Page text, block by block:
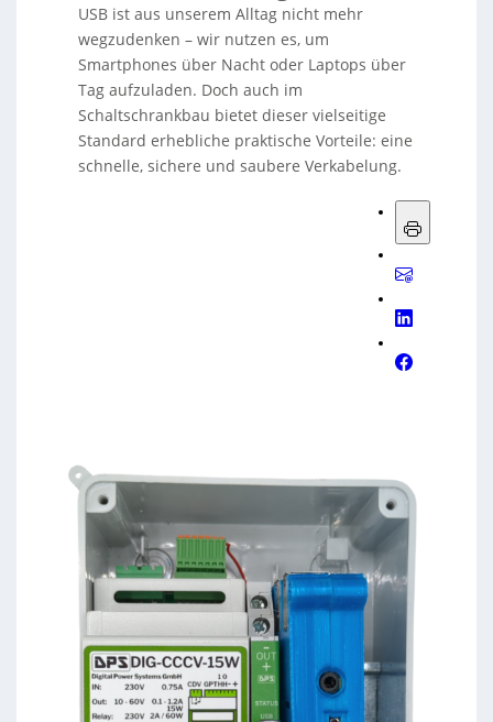
USB ist aus unserem Alltag nicht mehr
wegzudenken – wir nutzen es, um
Smartphones über Nacht oder Laptops über
Tag aufzuladen. Doch auch im
Schaltschrankbau bietet dieser vielseitige
Standard erhebliche praktische Vorteile: eine
schnelle, sichere und saubere Verkabelung.